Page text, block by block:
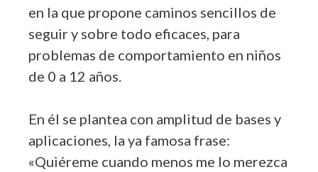
en la que propone caminos sencillos de
seguir y sobre todo eficaces, para
problemas de comportamiento en niños
de 0 a 12 años.
En él se plantea con amplitud de bases y
aplicaciones, la ya famosa frase:
«Quiéreme cuando menos me lo merezca